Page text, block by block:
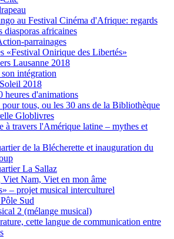
au Festival Cinéma d'Afrique: regards
diasporas africaines
parrainages
«Festival Onirique des Libertés»
Lausanne 2018
intégration
2018
heures d'animations
tous, ou les 30 ans de la Bibliothèque
Globlivres
à travers l'Amérique latine – mythes et
de la Blécherette et inauguration du
La Sallaz
Nam, Viet en mon âme
– projet musical interculturel
Sud
2 (mélange musical)
cette langue de communication entre